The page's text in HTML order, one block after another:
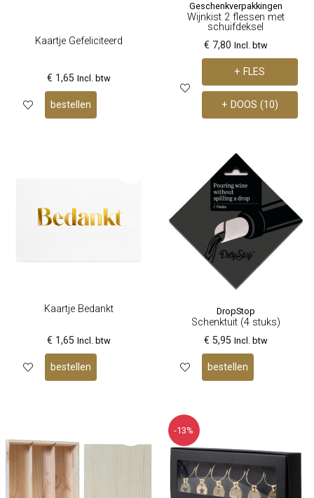
Kaartje Gefeliciteerd
€ 1,65 Incl. btw
bestellen
Geschenkverpakkingen
Wijnkist 2 flessen met
schuifdeksel
€ 7,80 Incl. btw
+ FLES
+ DOOS (10)
Kaartje Bedankt
€ 1,65 Incl. btw
bestellen
DropStop
Schenktuit (4 stuks)
€ 5,95 Incl. btw
bestellen
-13%